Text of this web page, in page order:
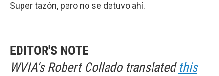
Super tazón, pero no se detuvo ahí.
EDITOR'S NOTE
WVIA's Robert Collado translated this